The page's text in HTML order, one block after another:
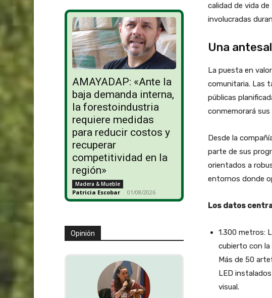
AMAYADAP: «Ante la
baja demanda interna,
la forestoindustria
requiere medidas
para reducir costos y
recuperar
competitividad en la
región»
Madera & Mueble
Patricia Escobar - 01/08/2026
Opinión
calidad de vida
involucradas
Una
La puesta en
comunitaria. Las
públicas
conmemorará
Desde la
parte de sus
orientados a
entornos donde
Los datos
1.300 metros:
cubierto con la
Más de 50
LED
visual.